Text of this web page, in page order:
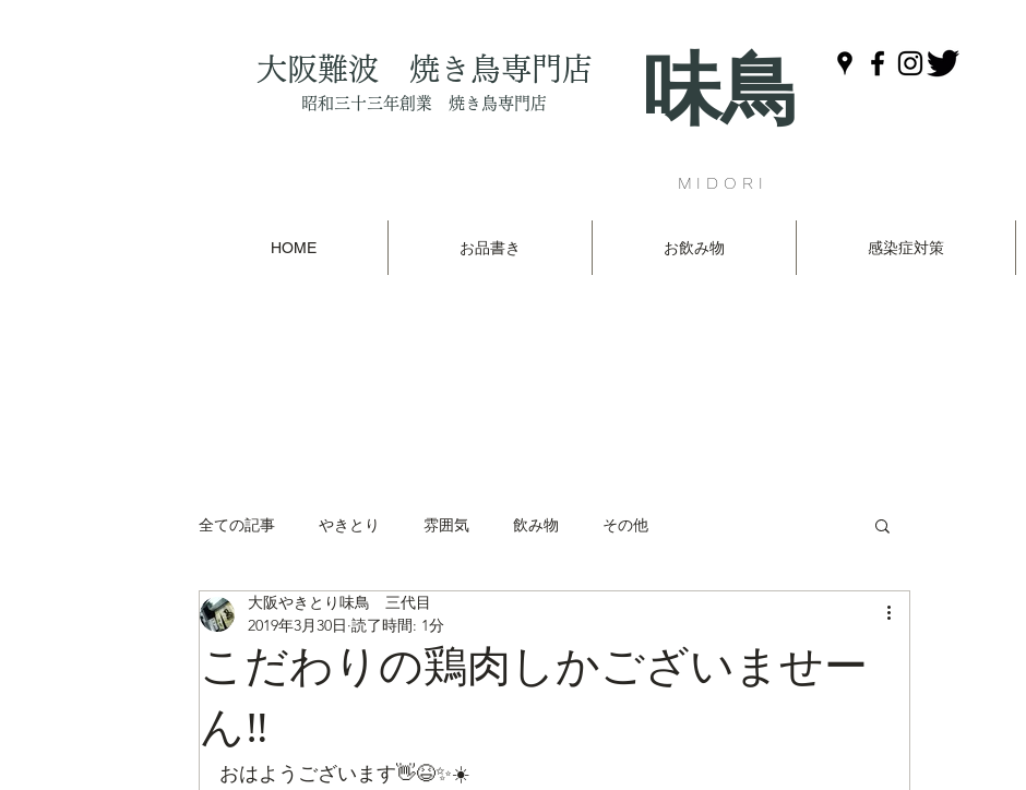
大阪難波 焼き鳥専門店
昭和三十三年創業 焼き鳥専門店 味鳥
MIDORI
全ての記事 やきとり 雰囲気 飲み物 その他
こだわりの鶏肉しかございませー
ん‼️
大阪やきとり味鳥 三代目
2019年3月30日 読了時間: 1分
おはようございます👋😆✨☀️
HOME お品書き お飲み物 感染症対策